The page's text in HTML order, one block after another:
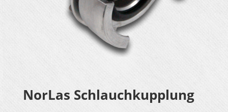
NorLas Schlauchkupplung